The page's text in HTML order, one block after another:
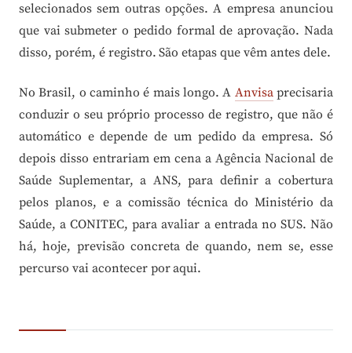
selecionados sem outras opções. A empresa anunciou
que vai submeter o pedido formal de aprovação. Nada
disso, porém, é registro. São etapas que vêm antes dele.
No Brasil, o caminho é mais longo. A Anvisaprecisaria
conduzir o seu próprio processo de registro, que não é
automático e depende de um pedido da empresa. Só
depois disso entrariam em cena a Agência Nacional de
Saúde Suplementar, a ANS, para definir a cobertura
pelos planos, e a comissão técnica do Ministério da
Saúde, a CONITEC, para avaliar a entrada no SUS. Não
há, hoje, previsão concreta de quando, nem se, esse
percurso vai acontecer por aqui.